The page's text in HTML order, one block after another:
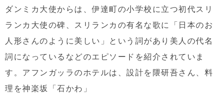
ダンミカ大使からは、伊達町の小学校に立つ初代スリ
ランカ大使の碑、スリランカの有名な歌に「日本のお
人形さんのように美しい」という詞があり美人の代名
詞になっているなどのエピソードを紹介されていま
す。アフンガッラのホテルは、設計を隈研吾さん、料
理を神楽坂「石かわ」